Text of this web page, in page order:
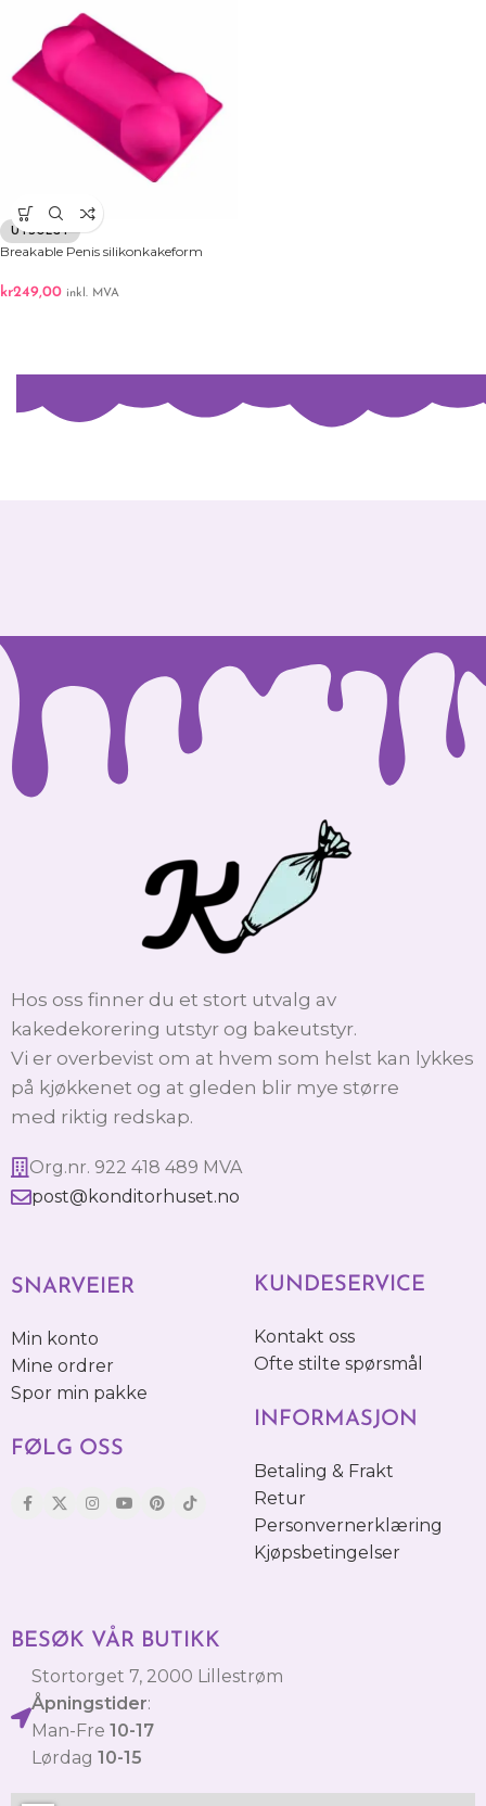
UTSOLGT
Breakable Penis silikonkakeform
kr249,00 inkl. MVA
Hos oss finner du et stort utvalg av
kakedekorering utstyr og bakeutstyr.
Vi er overbevist om at hvem som helst kan lykkes
på kjøkkenet og at gleden blir mye større
med riktig redskap.
Org.nr. 922 418 489 MVA
post@konditorhuset.no
SNARVEIER
Min konto
Mine ordrer
Spor min pakke
FØLG OSS
KUNDESERVICE
Kontakt oss
Ofte stilte spørsmål
INFORMASJON
Betaling & Frakt
Retur
Personvernerklæring
Kjøpsbetingelser
BESØK VÅR BUTIKK
Stortorget 7, 2000 Lillestrøm
Åpningstider:
Man-Fre 10-17
Lørdag 10-15